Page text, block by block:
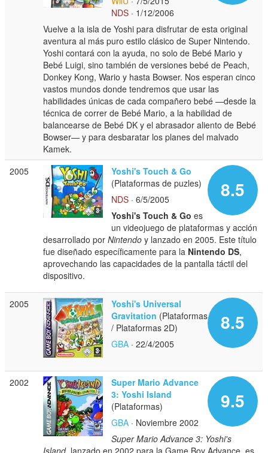
NDS · 1/12/2006
Vuelve a la isla de Yoshi para disfrutar de esta original
aventura al más puro estilo clásico de Super Nintendo.
Yoshi contará con la ayuda, no solo de Bebé Mario y
Bebé Luigi, sino también de versiones bebé de Peach,
Donkey Kong, Wario y hasta Bowser. Nos esperan cinco
vastos mundos donde tendremos que usar las
habilidades únicas de cada compañero bebé —desde la
técnica de correr de Bebé Mario, a la habilidad de
balancearse de Bebé DK y el abrasador aliento de Bebé
Bowser— y para desbaratar los planes del malvado
Kamek.
2005
8.5
Yoshi's Touch & Go
(Plataformas de puzles)
NDS · 6/5/2005
Yoshi's Touch & Go es
un videojuego de plataformas y acción
desarrollado porNintendo y lanzado en 2005. Este título
fue diseñado específicamente para la Nintendo DS,
aprovechando las capacidades de la pantalla táctil del
dispositivo.
2005
8.5
Yoshi's Universal
Gravitation (Plataformas
/ Plataformas 2D)
GBA · 22/4/2005
2002
9.5
Super Mario Advance
3: Yoshi Island
(Plataformas)
GBA · Noviembre 2002
Super Mario Advance 3: Yoshi's
Island, lanzado en 2002 para la Game Boy Advance, es